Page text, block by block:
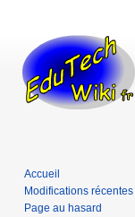
Accueil
Modifications récentes
Page au hasard